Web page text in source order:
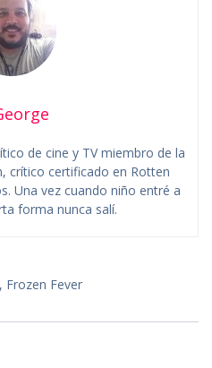
de cine y TV miembro de la
crítico certificado en Rotten
Una vez cuando niño entré a
forma nunca salí.
, Frozen Fever